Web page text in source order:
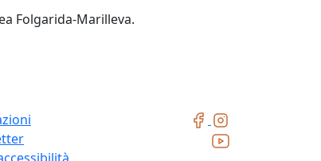
Folgarida-Marilleva.